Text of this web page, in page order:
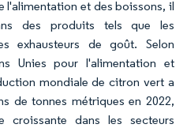
l'alimentation et des boissons, il
des produits tels que les
exhausteurs de goût. Selon
Unies pour l'alimentation et
mondiale de citron vert a
de tonnes métriques en 2022,
croissante dans les secteurs